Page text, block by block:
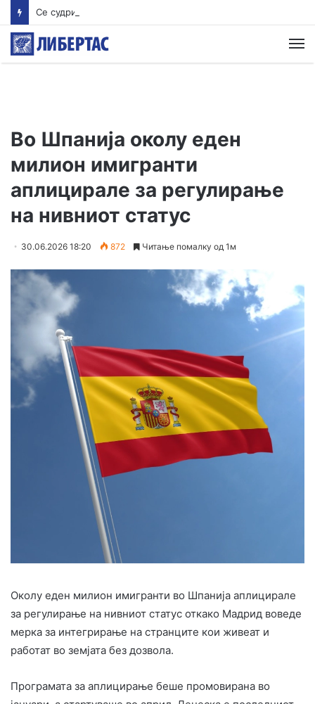
Во Шпанија околу еден
милион имигранти
аплицирале за регулирање
на нивниот статус
30.06.2026 18:20 872 Читање помалку од 1м
Околу еден милион имигранти во Шпанија аплицирале
за регулирање на нивниот статус откако Мадрид воведе
мерка за интегрирање на странците кои живеат и
работат во земјата без дозвола.
Програмата за аплицирање беше промовирана во